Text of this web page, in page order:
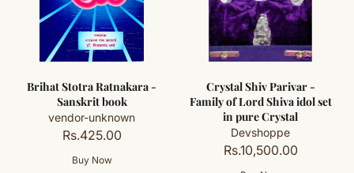
Brihat Stotra Ratnakara -
Sanskrit book
vendor-unknown
Rs.425.00
Crystal Shiv Parivar -
Family of Lord Shiva idol set
in pure Crystal
Devshoppe
Rs.10,500.00